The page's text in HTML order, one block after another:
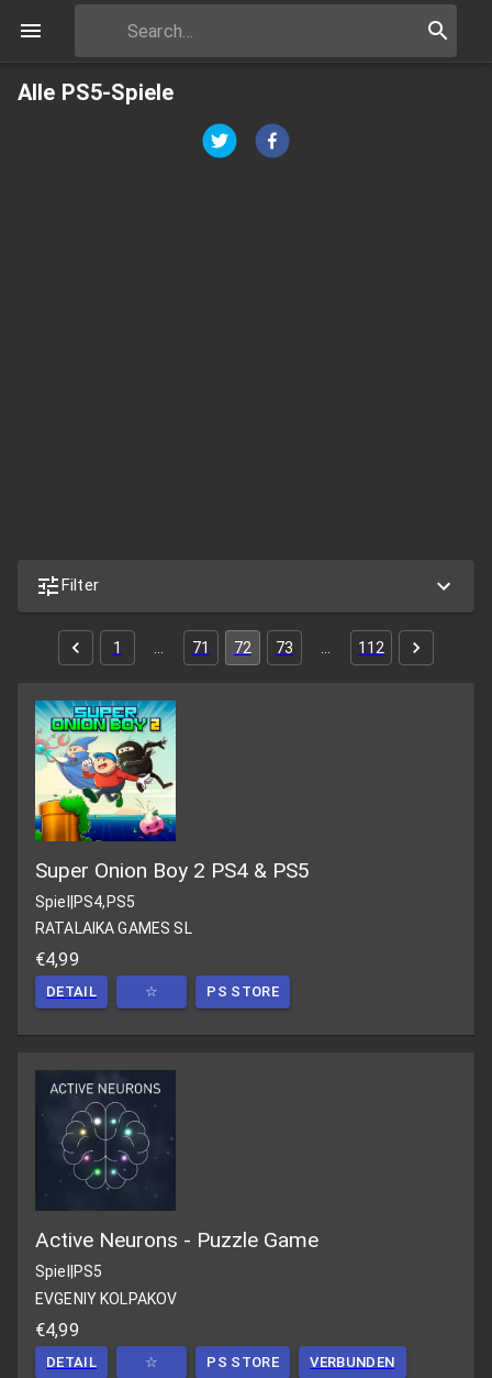
Alle PS5-Spiele
Filter
1 71 72 73 112
Super Onion Boy 2 PS4 & PS5
Spiel|PS4,PS5
RATALAIKA GAMES SL
€4,99
DETAIL ☆ PS STORE
Active Neurons - Puzzle Game
Spiel
PS5
EVGENIY KOLPAKOV
€4,99
DETAIL ☆ PS STORE VERBUNDEN